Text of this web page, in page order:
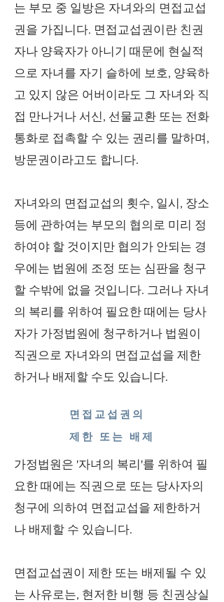
는 부모 중 일방은 자녀와의 면접교섭
권을 가집니다. 면접교섭권이란 친권
자나 양육자가 아니기 때문에 현실적
으로 자녀를 자기 슬하에 보호, 양육하
고 있지 않은 어버이라도 그 자녀와 직
접 만나거나 서신, 선물교환 또는 전화
통화로 접촉할 수 있는 권리를 말하며,
방문권이라고도 합니다.
자녀와의 면접교섭의 횟수, 일시, 장소
등에 관하여는 부모의 협의로 미리 정
하여야 할 것이지만 협의가 안되는 경
우에는 법원에 조정 또는 심판을 청구
할 수밖에 없을 것입니다. 그러나 자녀
의 복리를 위하여 필요한 때에는 당사
자가 가정법원에 청구하거나 법원이
직권으로 자녀와의 면접교섭을 제한
하거나 배제할 수도 있습니다.
면접교섭권의
제한 또는 배제
가정법원은 '자녀의 복리'를 위하여 필
요한 때에는 직권으로 또는 당사자의
청구에 의하여 면접교섭을 제한하거
나 배제할 수 있습니다.
면접교섭권이 제한 또는 배제될 수 있
는 사유로는, 현저한 비행 등 친권상실